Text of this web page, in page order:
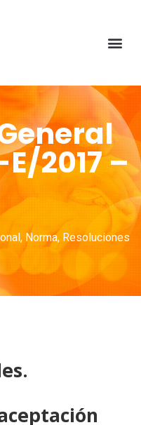
2017 –
, Norma, Resoluciones